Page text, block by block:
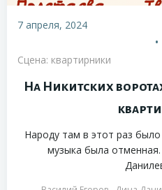
7 апреля, 2024
•
Сцена: квартирники
На Никитских
Народу там в этот раз
музыка была